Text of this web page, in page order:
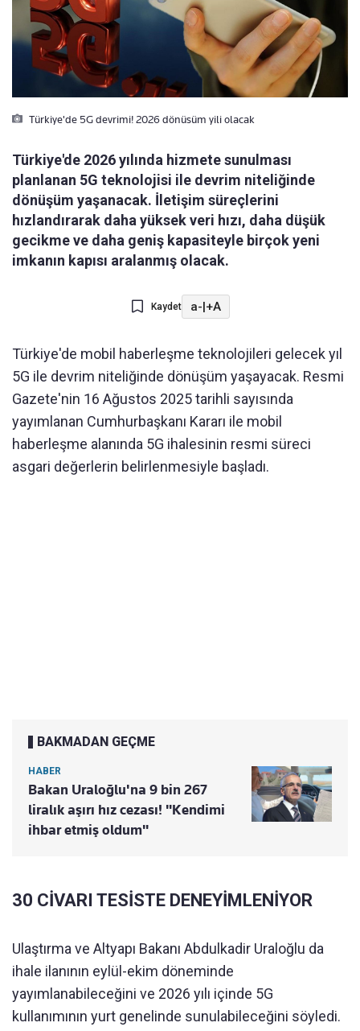
Türkiye'de 5G devrimi! 2026 dönüsüm yili olacak
Türkiye'de 2026 yılında hizmete sunulması
planlanan 5G teknolojisi ile devrim niteliğinde
dönüşüm yaşanacak. İletişim süreçlerini
hızlandırarak daha yüksek veri hızı, daha düşük
gecikme ve daha geniş kapasiteyle birçok yeni
imkanın kapısı aralanmış olacak.
Kaydet a-|+A
Türkiye'de mobil haberleşme teknolojileri gelecek yıl
5G ile devrim niteliğinde dönüşüm yaşayacak. Resmi
Gazete'nin 16 Ağustos 2025 tarihli sayısında
yayımlanan Cumhurbaşkanı Kararı ile mobil
haberleşme alanında 5G ihalesinin resmi süreci
asgari değerlerin belirlenmesiyle başladı.
BAKMADAN GEÇME
HABER
Bakan Uraloğlu'na 9 bin 267
liralık aşırı hız cezası! "Kendimi
ihbar etmiş oldum"
30 CİVARI TESİSTE DENEYİMLENİYOR
Ulaştırma ve Altyapı Bakanı Abdulkadir Uraloğlu da
ihale ilanının eylül-ekim döneminde
yayımlanabileceğini ve 2026 yılı içinde 5G
kullanımının yurt genelinde sunulabileceğini söyledi.